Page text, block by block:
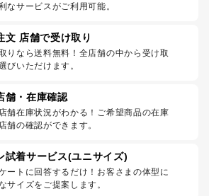
なサービスがご利用可能。
文 店舗で受け取り
りなら送料無料！全店舗の中から受け取
びいただけます。
舗・在庫確認
舗在庫状況がわかる！ご希望商品の在庫
舗の確認ができます。
試着サービス(ユニサイズ)
ートに回答するだけ！お客さまの体型に
サイズをご提案します。